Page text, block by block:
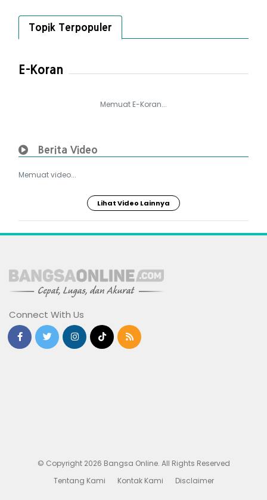
Topik Terpopuler
E-Koran
Memuat E-Koran...
Berita Video
Memuat video...
Lihat Video Lainnya
Connect With Us
© Copyright 2026 Bangsa Online. All Rights Reserved
Tentang Kami
Kontak Kami Disclaimer